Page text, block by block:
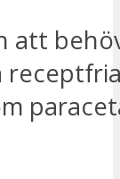
att